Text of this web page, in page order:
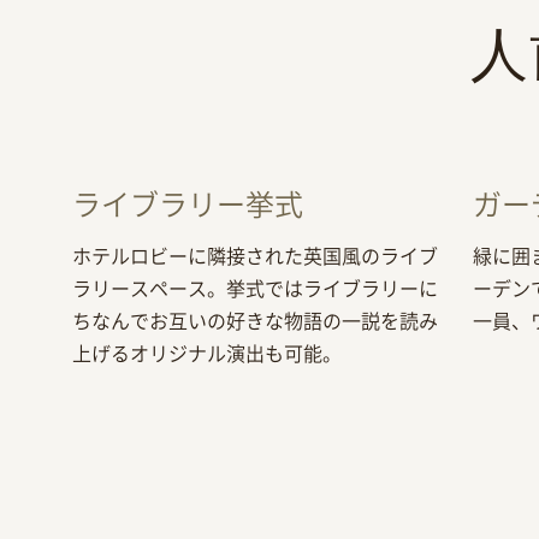
ライブラリー挙式
ホテルロビーに隣接された英国風のライブ
ラリースペース。挙式ではライブラリーに
ちなんでお互いの好きな物語の一説を読み
上げるオリジナル演出も可能。
ガ
緑に囲
ーデン
一員、